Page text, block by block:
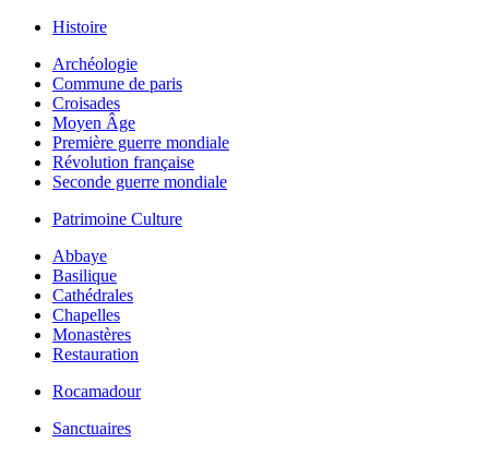
Histoire
Archéologie
Commune de paris
Croisades
Moyen Âge
Première guerre mondiale
Révolution française
Seconde guerre mondiale
Patrimoine Culture
Abbaye
Basilique
Cathédrales
Chapelles
Monastères
Restauration
Rocamadour
Sanctuaires